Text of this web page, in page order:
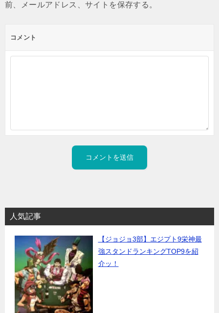
前、メールアドレス、サイトを保存する。
コメント
人気記事
【ジョジョ3部】エジプト9栄神最
強スタンドランキングTOP9を紹
介ッ！